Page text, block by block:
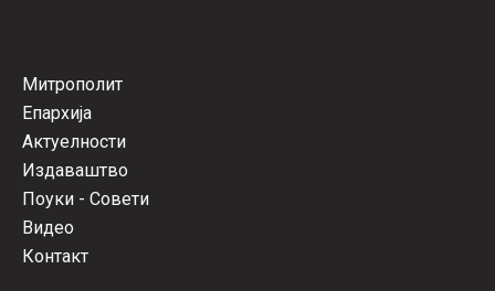
Митрополит
Епархија
Актуелности
Издаваштво
Поуки - Совети
Видео
Контакт